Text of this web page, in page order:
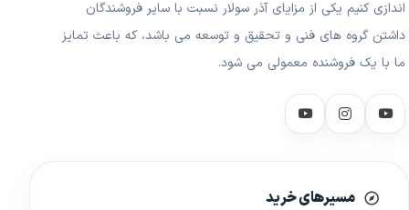
اندازی کنیم یکی از مزایای آذر سولار نسبت با سایر فروشندگان
داشتن گروه های فنی و تحقیق و توسعه می باشد، که باعث تمایز
ما با یک فروشنده معمولی می شود.
مسیرهای خرید